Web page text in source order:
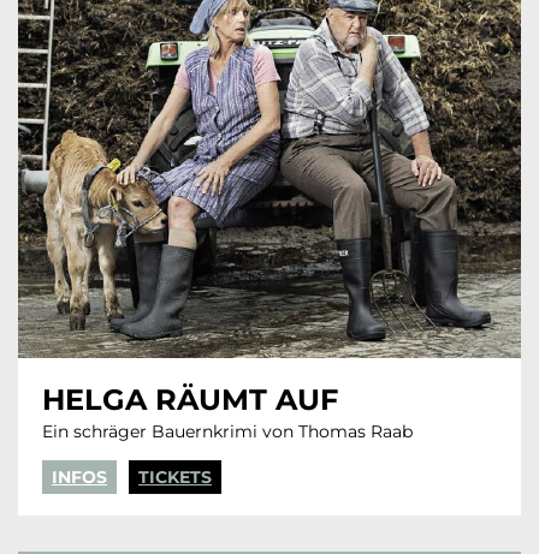
HELGA RÄUMT AUF
Ein schräger Bauernkrimi von Thomas Raab
INFOS TICKETS